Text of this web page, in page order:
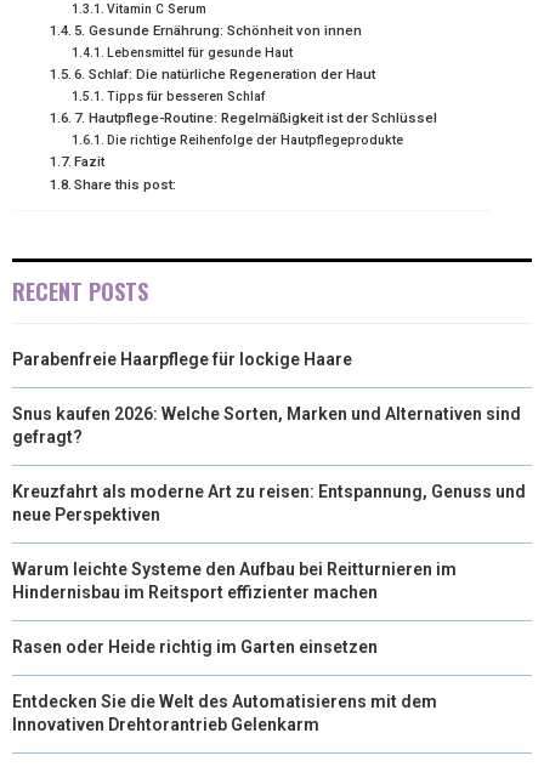
Vitamin C Serum
5. Gesunde Ernährung: Schönheit von innen
Lebensmittel für gesunde Haut
6. Schlaf: Die natürliche Regeneration der Haut
Tipps für besseren Schlaf
7. Hautpflege-Routine: Regelmäßigkeit ist der Schlüssel
Die richtige Reihenfolge der Hautpflegeprodukte
Fazit
Share this post:
RECENT POSTS
Parabenfreie Haarpflege für lockige Haare
Snus kaufen 2026: Welche Sorten, Marken und Alternativen sind
gefragt?
Kreuzfahrt als moderne Art zu reisen: Entspannung, Genuss und
neue Perspektiven
Warum leichte Systeme den Aufbau bei Reitturnieren im
Hindernisbau im Reitsport effizienter machen
Rasen oder Heide richtig im Garten einsetzen
Entdecken Sie die Welt des Automatisierens mit dem
Innovativen Drehtorantrieb Gelenkarm